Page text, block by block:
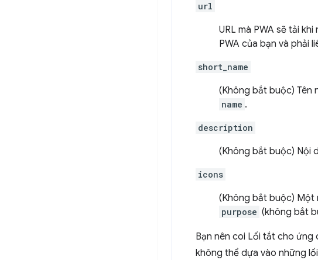
url
URL mà PWA sẽ tải
PWA của bạn và phải
short_name
(Không bắt buộc) Tên
name .
description
(Không bắt buộc) Nội
icons
(Không bắt buộc)
purpose (không bắt
Bạn nên coi Lối tắt cho
không thể dựa vào những